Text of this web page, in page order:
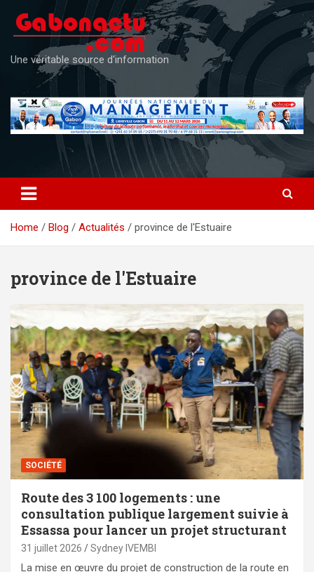
content
Une véritable source d'information
Home Blog Actualités province de l'Estuaire
province de l'Estuaire
SOCIÉTÉ
Route des 3 100 logements : une
consultation publique largement suivie à
Essassa pour lancer un projet structurant
31 juillet 2026 Sydney IVEMBI
La mise en œuvre du projet de construction de la route en